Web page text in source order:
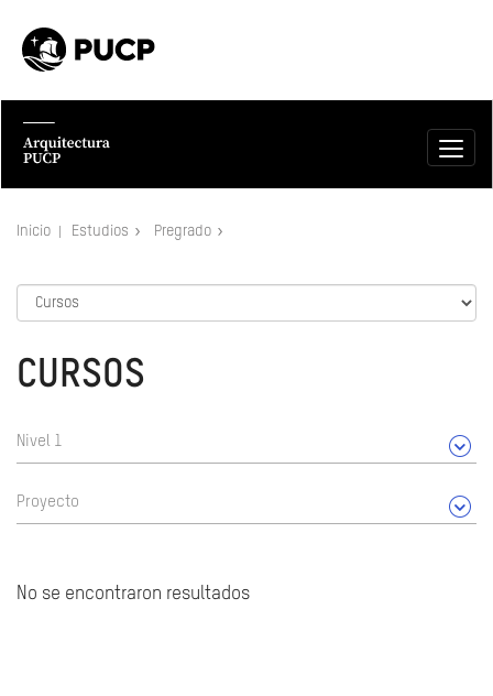
Inicio Estudios Pregrado
CURSOS
Nivel 1
Proyecto
No se encontraron resultados